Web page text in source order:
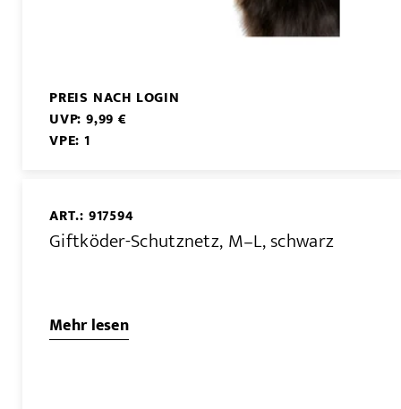
PREIS NACH LOGIN
UVP: 9,99 €
VPE: 1
ART.: 917594
Giftköder-Schutznetz, M–L, schwarz
Mehr lesen